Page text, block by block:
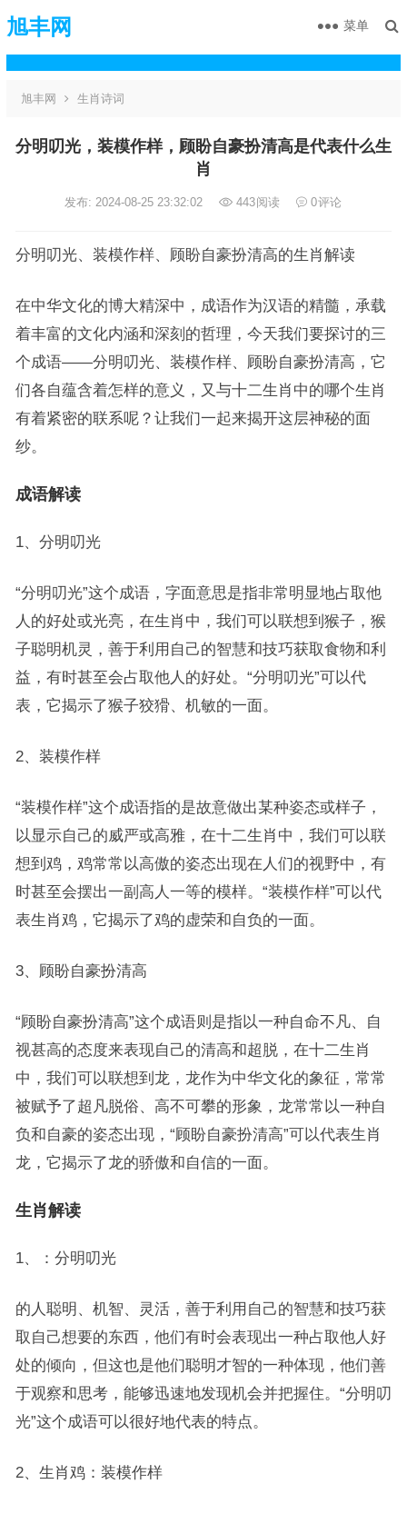
旭丰网 菜单
旭丰网 生肖诗词
分明叨光，装模作样，顾盼自豪扮清高是代表什么生
肖
发布: 2024-08-25 23:32:02 443阅读 0评论
分明叨光、装模作样、顾盼自豪扮清高的生肖解读
在中华文化的博大精深中，成语作为汉语的精髓，承载
着丰富的文化内涵和深刻的哲理，今天我们要探讨的三
个成语——分明叨光、装模作样、顾盼自豪扮清高，它
们各自蕴含着怎样的意义，又与十二生肖中的哪个生肖
有着紧密的联系呢？让我们一起来揭开这层神秘的面
纱。
成语解读
1、分明叨光
“分明叨光”这个成语，字面意思是指非常明显地占取他
人的好处或光亮，在生肖中，我们可以联想到猴子，猴
子聪明机灵，善于利用自己的智慧和技巧获取食物和利
益，有时甚至会占取他人的好处。“分明叨光”可以代
表，它揭示了猴子狡猾、机敏的一面。
2、装模作样
“装模作样”这个成语指的是故意做出某种姿态或样子，
以显示自己的威严或高雅，在十二生肖中，我们可以联
想到鸡，鸡常常以高傲的姿态出现在人们的视野中，有
时甚至会摆出一副高人一等的模样。“装模作样”可以代
表生肖鸡，它揭示了鸡的虚荣和自负的一面。
3、顾盼自豪扮清高
“顾盼自豪扮清高”这个成语则是指以一种自命不凡、自
视甚高的态度来表现自己的清高和超脱，在十二生肖
中，我们可以联想到龙，龙作为中华文化的象征，常常
被赋予了超凡脱俗、高不可攀的形象，龙常常以一种自
负和自豪的姿态出现，“顾盼自豪扮清高”可以代表生肖
龙，它揭示了龙的骄傲和自信的一面。
生肖解读
1、：分明叨光
的人聪明、机智、灵活，善于利用自己的智慧和技巧获
取自己想要的东西，他们有时会表现出一种占取他人好
处的倾向，但这也是他们聪明才智的一种体现，他们善
于观察和思考，能够迅速地发现机会并把握住。“分明叨
光”这个成语可以很好地代表的特点。
2、生肖鸡：装模作样